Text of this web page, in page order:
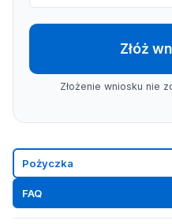
Złóż
Złożenie wniosku nie
Pożyczka
FAQ